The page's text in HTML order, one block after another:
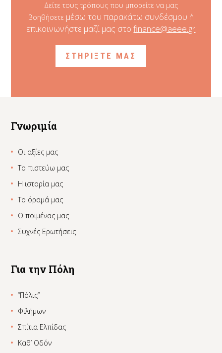
Δείτε τους τρόπους που μπορείτε να μας
βοηθήσετε μέσω του παρακάτω συνδέσμου ή
επικοινωνήστε μαζί μας στοfinance@aeee.gr
ΣΤΗΡΙΞΤΕ ΜΑΣ
Γνωριμία
Οι αξίες μας
Το πιστεύω μας
Η ιστορία μας
Το όραμά μας
Ο ποιμένας μας
Συχνές Ερωτήσεις
Για την Πόλη
“Πόλις”
Φιλήμων
Σπίτια Ελπίδας
Καθ’ Οδόν